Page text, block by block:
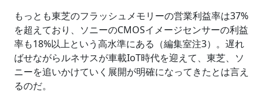
もっとも東芝のフラッシュメモリーの営業利益率は37%
を超えており、ソニーのCMOSイメージセンサーの利益
率も18%以上という高水準にある（編集室注3）。遅れ
ばせながらルネサスが車載IoT時代を迎えて、東芝、ソ
ニーを追いかけていく展開が明確になってきたとは言え
るのだ。